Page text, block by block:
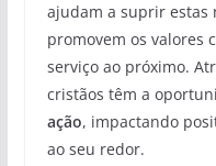
ajudam a suprir estas
promovem os valores
serviço ao próximo.
cristãos têm a
ação, impactando
ao seu redor.